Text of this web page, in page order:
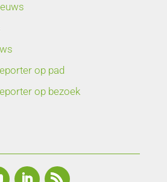
op pad
op bezoek